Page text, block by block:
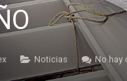
Noticias No hay